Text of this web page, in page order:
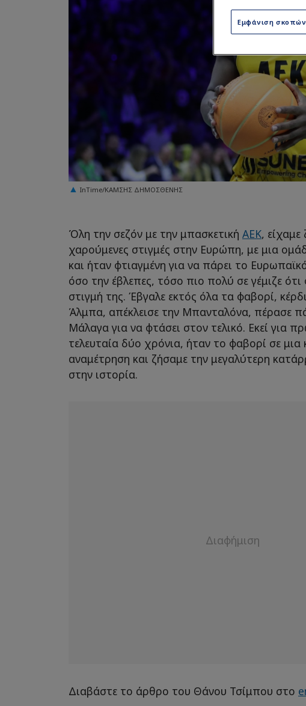
InTime/ΚΑΜΣΗΣ ΔΗΜΟΣΘΕΝΗΣ
Όλη την σεζόν με την μπασκετική ΑΕΚ, είχαμε
χαρούμενες στιγμές στην Ευρώπη, με μια
και ήταν φτιαγμένη για να πάρει το
όσο την έβλεπες, τόσο πιο πολύ σε γέμιζε ότι
στιγμή της. Έβγαλε εκτός όλα τα φαβορί,
Άλμπα, απέκλεισε την Μπανταλόνα, πέρασε
Μάλαγα για να φτάσει στον τελικό. Εκεί για
τελευταία δύο χρόνια, ήταν το φαβορί σε μια
αναμέτρηση και ζήσαμε την μεγαλύτερη
στην ιστορία.
Διαβάστε το άρθρο του Θάνου Τσίμπου στο
Εμφάνιση σκοπών